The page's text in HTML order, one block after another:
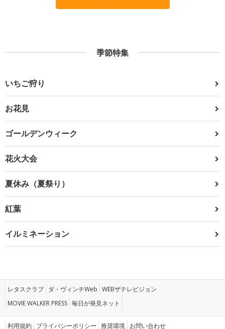
季節特集
いちご狩り
お花見
ゴールデンウィーク
花火大会
夏休み（夏祭り）
紅葉
イルミネーション
レタスクラブ ダ・ヴィンチWeb WEBザテレビジョン
MOVIE WALKER PRESS 毎日が発見ネット
利用規約 プライバシーポリシー 推奨環境 お問い合わせ